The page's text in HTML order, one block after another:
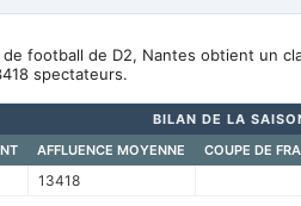
de football de D2, Nantes obtient un
spectateurs.
BILAN DE LA
AFFLUENCE MOYENNE COUPE DE
13418